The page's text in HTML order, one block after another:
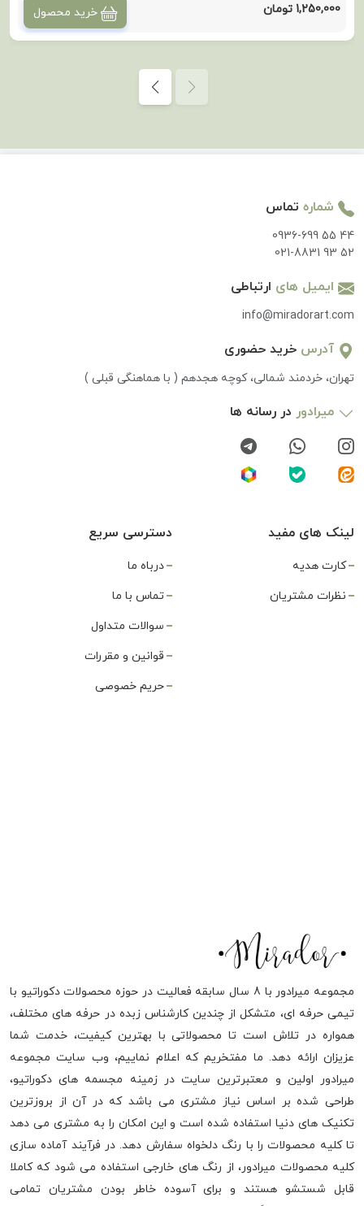
1,250,000 تومان خرید محصول
شماره تماس
0936-699 55 44
021-8831 93 52
ایمیل های ارتباطی
info@miradorart.com
آدرس خرید حضوری
تهران، خردمند شمالی، کوچه هجدهم ( با هماهنگی قبلی )
میرادور در رسانه ها
لینک های مفید
کارت هدیه
نظرات مشتریان
دسترسی سریع
درباه ما
تماس با ما
سوالات متداول
قوانین و مقررات
حریم خصوصی
مجموعه میرادور با 8 سال سابقه فعالیت در حوزه محصولات دکوراتیو با
تیمی حرفه ای، متشکل از چندین کارشناس زبده در حرفه های مختلف،
همواره در تلاش است تا محصولاتی با بهترین کیفیت، خدمت شما
عزیزان ارائه دهد. ما مفتخریم که اعلام نماییم، وب سایت مجموعه
میرادور اولین و معتبرترین سایت در زمینه مجسمه های دکوراتیو،
طراحی شده بر اساس نیاز مشتری می باشد که در آن از بروزترین
تکنیک های دنیا استفاده شده است و این امکان را به مشتری می دهد
تا کلیه محصولات را با رنگ دلخواه سفارش دهد. در فرآیند آماده سازی
کلیه محصولات میرادور، از رنگ های خارجی استفاده می شود که کاملا
قابل شستشو هستند و برای آسوده خاطر بودن مشتریان تمامی